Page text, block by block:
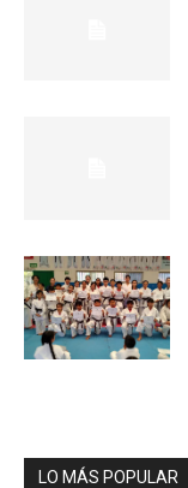
LO MÁS POPULAR